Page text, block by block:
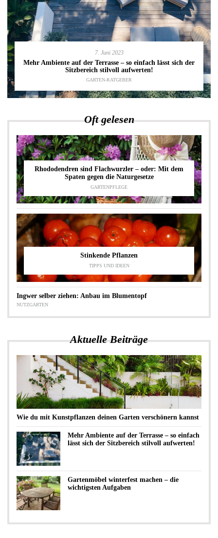
7. Juni 2023
Mehr Ambiente auf der Terrasse – so einfach lässt sich der
Sitzbereich stilvoll aufwerten!
GARTEN-RATGEBER
Oft gelesen
Rhododendren sind Flachwurzler – oder: Mit dem
Spaten gegen die Naturgesetze
GARTENPFLEGE
Stinkende Pflanzen
TIPPS UND IDEEN
Ingwer selber ziehen: Anbau im Blumentopf
NUTZGARTEN
Aktuelle Beiträge
Wie du mit Kunstpflanzen deinen Garten verschönern kannst
Mehr Ambiente auf der Terrasse – so einfach
lässt sich der Sitzbereich stilvoll aufwerten!
Gartenmöbel winterfest machen – die
wichtigsten Aufgaben